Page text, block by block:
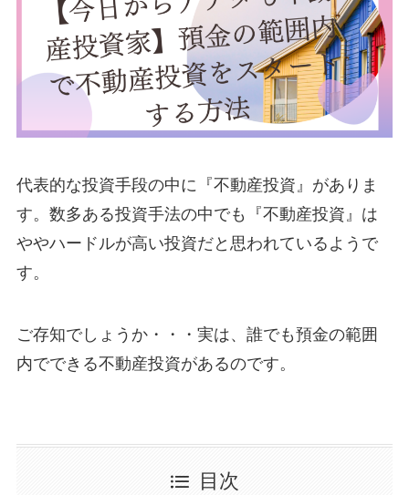
代表的な投資手段の中に『不動産投資』がありま
す。数多ある投資手法の中でも『不動産投資』は
ややハードルが高い投資だと思われているようで
す。
ご存知でしょうか・・・実は、誰でも預金の範囲
内でできる不動産投資があるのです。
目次